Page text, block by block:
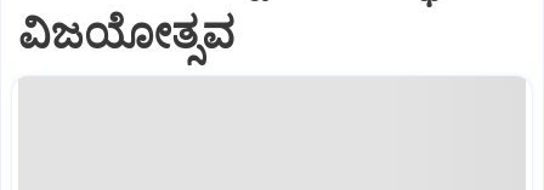
ವಿಜಯೋತ್ಸವ